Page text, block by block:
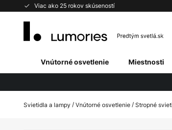
Viac ako 25 rokov skúseností
Skip
Vnútorné osvetlenie Miestnosti
Svietidla a lampy Vnútorné osvetlenie Stropné